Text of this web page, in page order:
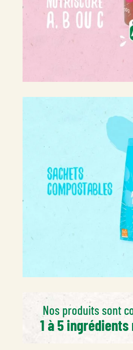
Nos produits sont
1 à 5